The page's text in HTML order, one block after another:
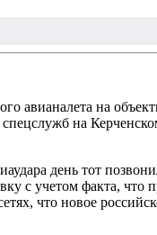
авианалета на
на
день тот
учетом факта, что
что новое